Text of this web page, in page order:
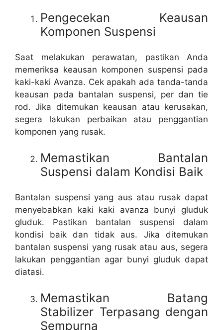
Pengecekan Keausan
Komponen Suspensi
Saat melakukan perawatan, pastikan Anda
memeriksa keausan komponen suspensi pada
kaki-kaki Avanza. Cek apakah ada tanda-tanda
keausan pada bantalan suspensi, per dan tie
rod. Jika ditemukan keausan atau kerusakan,
segera lakukan perbaikan atau penggantian
komponen yang rusak.
Memastikan Bantalan
Suspensi dalam Kondisi Baik
Bantalan suspensi yang aus atau rusak dapat
menyebabkan kaki kaki avanza bunyi gluduk
gluduk. Pastikan bantalan suspensi dalam
kondisi baik dan tidak aus. Jika ditemukan
bantalan suspensi yang rusak atau aus, segera
lakukan penggantian agar bunyi gluduk dapat
diatasi.
Memastikan Batang
Stabilizer Terpasang dengan
Sempurna